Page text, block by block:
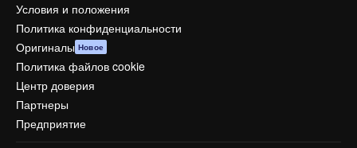
Условия и положения
Политика конфиденциальности
Оригиналы Новое
Политика файлов cookie
Центр доверия
Партнеры
Предприятие